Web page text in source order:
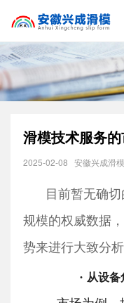
滑模技术服务
2025-02-08 安徽兴成滑
目前暂无确
规模的权威数据
势来进行大致分析
· 从设备